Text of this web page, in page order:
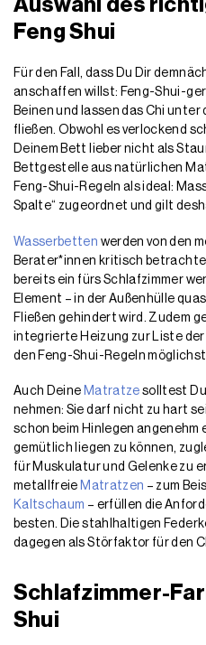
Feng Shui
Für den Fall, dass Du Dir
anschaffen willst: Feng-Shui-
Beinen und lassen das Chi
fließen. Obwohl es verlockend
Deinem Bett lieber nicht als
Bettgestelle aus natürlichen
Feng-Shui-Regeln als ideal:
Spalte“ zugeordnet und gilt
Wasserbetten werden von den
Berater*innen kritisch
bereits ein fürs Schlafzimmer
Element – in der Außenhülle
Fließen gehindert wird. Zudem
integrierte Heizung zur Liste
den Feng-Shui-Regeln möglichst
Auch Deine Matratze solltest
nehmen: Sie darf nicht zu hart
schon beim Hinlegen angenehm
gemütlich liegen zu können,
für Muskulatur und Gelenke zu
metallfreie Matratzen – zum
Kaltschaum – erfüllen die
besten. Die stahlhaltigen
dagegen als Störfaktor für den
Schlafzimmer-
Shui